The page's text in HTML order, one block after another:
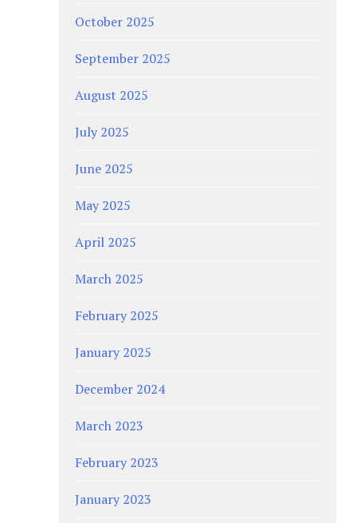
October 2025
September 2025
August 2025
July 2025
June 2025
May 2025
April 2025
March 2025
February 2025
January 2025
December 2024
March 2023
February 2023
January 2023